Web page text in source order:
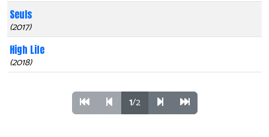
Seuls
(2017)
High Life
(2018)
1/2